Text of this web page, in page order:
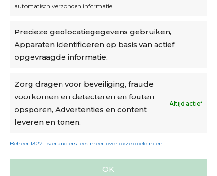
automatisch verzonden informatie.
Precieze geolocatiegegevens gebruiken,
Apparaten identificeren op basis van actief
opgevraagde informatie.
Zorg dragen voor beveiliging, fraude
voorkomen en detecteren en fouten
opsporen, Advertenties en content
leveren en tonen.
Altijd actief
Beheer 1322 leveranciersLees meer over deze doeleinden
OK
Algemene voorwaarden
Cookiebeleid
Accountinstellingen
Verzending
€6,50-€7,50 via Bpost